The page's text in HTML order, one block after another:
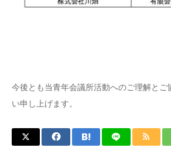
今後とも当青年会議所活動へのご理解とご
い申し上げます。